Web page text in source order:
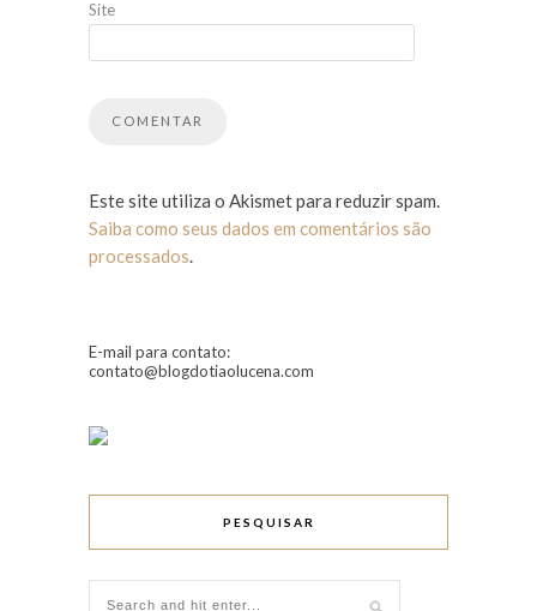
Site
Este site utiliza o Akismet para reduzir spam.
Saiba como seus dados em comentários são
processados.
E-mail para contato:
contato@blogdotiaolucena.com
PESQUISAR